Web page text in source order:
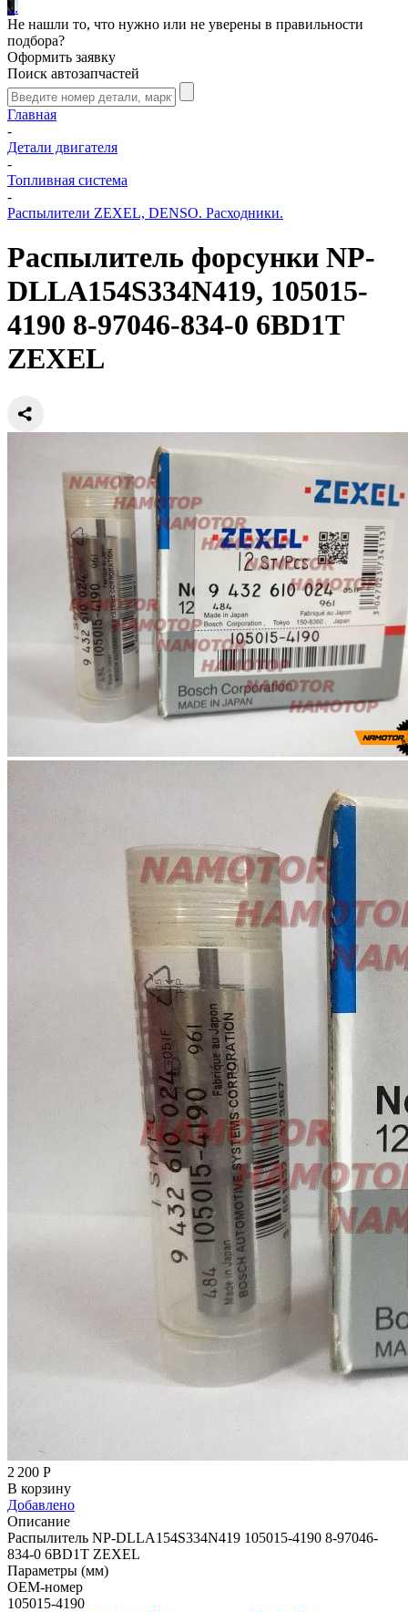
...
Не нашли то, что нужно или не уверены в правильности
подбора?
Оформить заявку
Поиск автозапчастей
Главная
-
Детали двигателя
-
Топливная система
-
Распылители ZEXEL, DENSO. Расходники.
Распылитель форсунки NP-
DLLA154S334N419, 105015-
4190 8-97046-834-0 6BD1T
ZEXEL
2 200 Р
В корзину
Добавлено
Описание
Распылитель NP-DLLA154S334N419 105015-4190 8-97046-
834-0 6BD1T ZEXEL
Параметры (мм)
OEM-номер
105015-4190